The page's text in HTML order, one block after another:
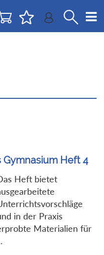
Heft 4
Heft bietet
in der Praxis
Materialien für